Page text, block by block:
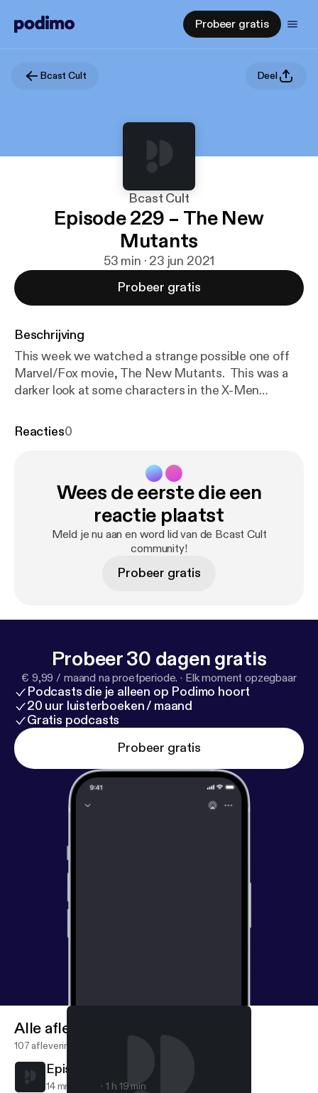
Probeer gratis
Bcast Cult Deel
Bcast Cult
Episode 229 – The New
Mutants
53 min · 23 jun 2021
Probeer gratis
Beschrijving
This week we watched a strange possible one off
Marvel/Fox movie, The New Mutants. This was a
darker look at some characters in the X-Men
enjoy. For anyone interested in the fantastic
Reacties0
Wees de eerste die een
reactie plaatst
Meld je nu aan en word lid van de Bcast Cult
community!
Probeer gratis
Probeer 30 dagen gratis
€ 9,99 / maand na proefperiode. · Elk moment opzegbaar
Podcasts die je alleen op Podimo hoort
20 uur luisterboeken / maand
Gratis podcasts
Probeer gratis
Alle afleveringen
107 afleveringen
Episode 233 – Shang Chi
14 mrt 2022 1 h 19 min